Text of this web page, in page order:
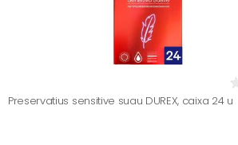
Preservatius sensitive suau DUREX, caixa 24 u